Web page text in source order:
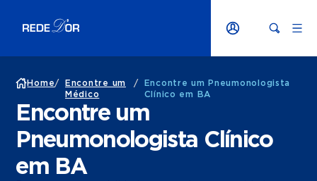
Home/
Encontre um
Médico
/
Encontre um Pneumonologista
Clínico em BA
Encontre um
Pneumonologista Clínico
em BA